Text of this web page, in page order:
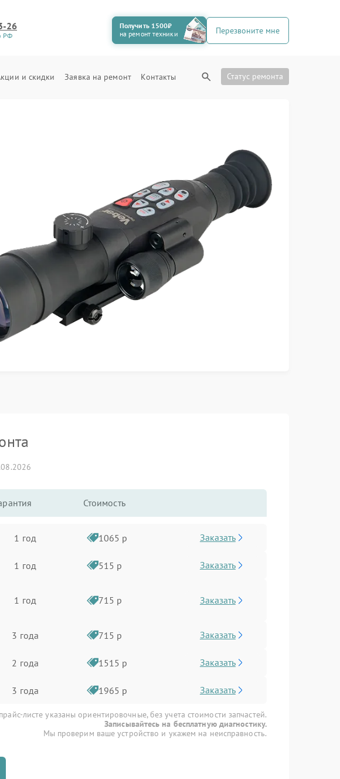
26
РФ
Получить 1500₽
на ремонт техники
Перезвоните мне
и скидки Заявка на ремонт Контакты Статус ремонта
Стоимость
1 год 1065 р Заказать
1 год 515 р Заказать
1 год 715 р Заказать
3 года 715 р Заказать
2 года 1515 р Заказать
3 года 1965 р Заказать
листе указаны ориентировочные, без учета стоимости запчастей.
Записывайтесь на бесплатную диагностику.
Мы проверим ваше устройство и укажем на неисправность.